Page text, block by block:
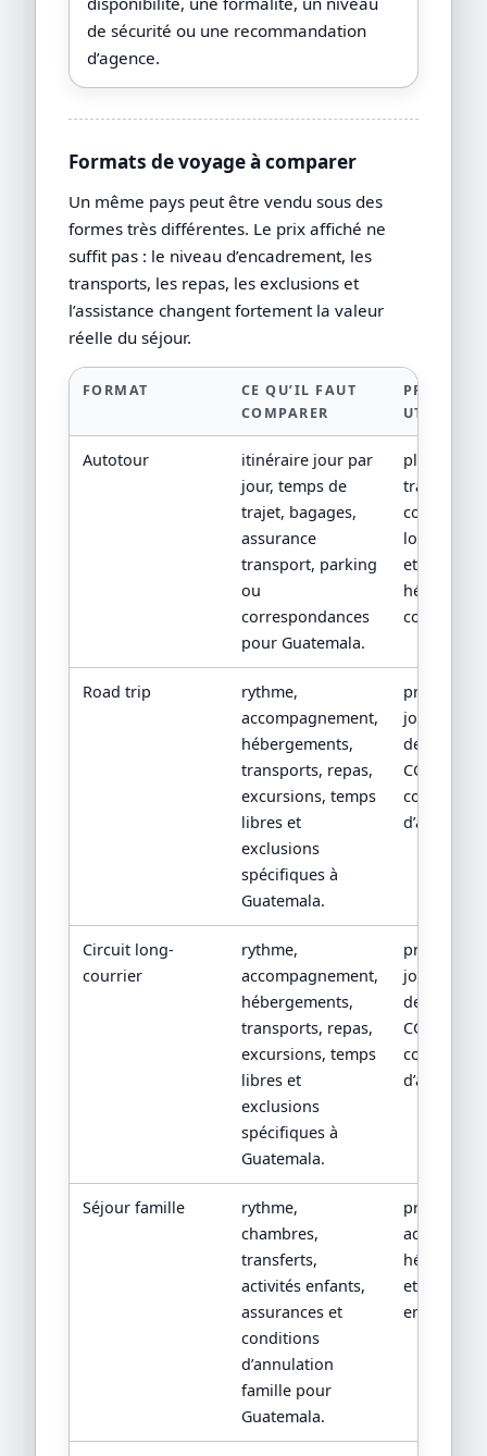
de sécurité ou une recommandation
d’agence.
Formats de voyage à comparer
Un même pays peut être vendu sous des
formes très différentes. Le prix affiché ne
suffit pas : le niveau d’encadrement, les
transports, les repas, les exclusions et
l’assistance changent fortement la valeur
réelle du séjour.
FORMAT
CE QU’IL FAUT
COMPARER
PREUVE
UTILE
Autotour
itinéraire jour par
jour, temps de
trajet, bagages,
assurance
transport, parking
ou
correspondances
pour Guatemala.
plan de
transport,
conditions
location/
et
confirmés.
Road trip
rythme,
accompagnement,
hébergements,
transports, repas,
excursions, temps
libres et
exclusions
spécifiques à
Guatemala.
jour par
devis
CGV/CPV et
conditions
Circuit long-
courrier
rythme,
accompagnement,
hébergements,
transports, repas,
excursions, temps
libres et
exclusions
spécifiques à
Guatemala.
jour par
devis
CGV/CPV et
conditions
Séjour famille
rythme,
chambres,
transferts,
activités enfants,
assurances et
conditions
d’annulation
famille pour
Guatemala.
adapté,
et
enfants.